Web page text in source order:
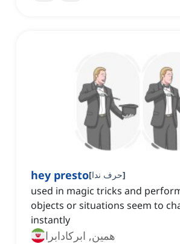
hey presto[حرف ندا]
used in magic tricks and
objects or situations seem to
instantly
همین, ابرکادابرا